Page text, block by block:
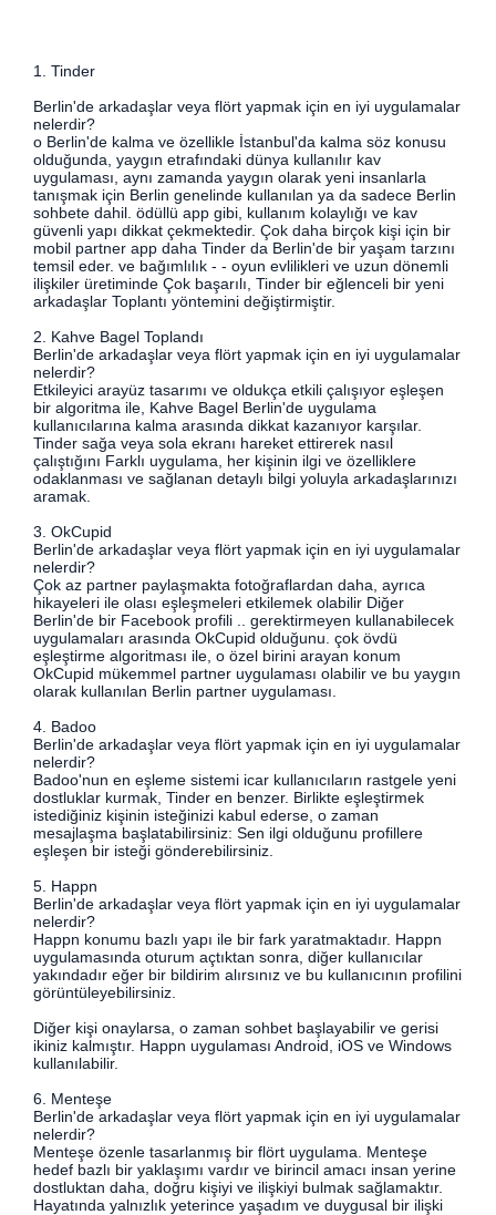
1. Tinder
Berlin'de arkadaşlar veya flört yapmak için en iyi uygulamalar
nelerdir?
o Berlin'de kalma ve özellikle İstanbul'da kalma söz konusu
olduğunda, yaygın etrafındaki dünya kullanılır kav
uygulaması, aynı zamanda yaygın olarak yeni insanlarla
tanışmak için Berlin genelinde kullanılan ya da sadece Berlin
sohbete dahil. ödüllü app gibi, kullanım kolaylığı ve kav
güvenli yapı dikkat çekmektedir. Çok daha birçok kişi için bir
mobil partner app daha Tinder da Berlin'de bir yaşam tarzını
temsil eder. ve bağımlılık - - oyun evlilikleri ve uzun dönemli
ilişkiler üretiminde Çok başarılı, Tinder bir eğlenceli bir yeni
arkadaşlar Toplantı yöntemini değiştirmiştir.
2. Kahve Bagel Toplandı
Berlin'de arkadaşlar veya flört yapmak için en iyi uygulamalar
nelerdir?
Etkileyici arayüz tasarımı ve oldukça etkili çalışıyor eşleşen
bir algoritma ile, Kahve Bagel Berlin'de uygulama
kullanıcılarına kalma arasında dikkat kazanıyor karşılar.
Tinder sağa veya sola ekranı hareket ettirerek nasıl
çalıştığını Farklı uygulama, her kişinin ilgi ve özelliklere
odaklanması ve sağlanan detaylı bilgi yoluyla arkadaşlarınızı
aramak.
3. OkCupid
Berlin'de arkadaşlar veya flört yapmak için en iyi uygulamalar
nelerdir?
Çok az partner paylaşmakta fotoğraflardan daha, ayrıca
hikayeleri ile olası eşleşmeleri etkilemek olabilir Diğer
Berlin'de bir Facebook profili .. gerektirmeyen kullanabilecek
uygulamaları arasında OkCupid olduğunu. çok övdü
eşleştirme algoritması ile, o özel birini arayan konum
OkCupid mükemmel partner uygulaması olabilir ve bu yaygın
olarak kullanılan Berlin partner uygulaması.
4. Badoo
Berlin'de arkadaşlar veya flört yapmak için en iyi uygulamalar
nelerdir?
Badoo'nun en eşleme sistemi icar kullanıcıların rastgele yeni
dostluklar kurmak, Tinder en benzer. Birlikte eşleştirmek
istediğiniz kişinin isteğinizi kabul ederse, o zaman
mesajlaşma başlatabilirsiniz: Sen ilgi olduğunu profillere
eşleşen bir isteği gönderebilirsiniz.
5. Happn
Berlin'de arkadaşlar veya flört yapmak için en iyi uygulamalar
nelerdir?
Happn konumu bazlı yapı ile bir fark yaratmaktadır. Happn
uygulamasında oturum açtıktan sonra, diğer kullanıcılar
yakındadır eğer bir bildirim alırsınız ve bu kullanıcının profilini
görüntüleyebilirsiniz.
Diğer kişi onaylarsa, o zaman sohbet başlayabilir ve gerisi
ikiniz kalmıştır. Happn uygulaması Android, iOS ve Windows
kullanılabilir.
6. Menteşe
Berlin'de arkadaşlar veya flört yapmak için en iyi uygulamalar
nelerdir?
Menteşe özenle tasarlanmış bir flört uygulama. Menteşe
hedef bazlı bir yaklaşımı vardır ve birincil amacı insan yerine
dostluktan daha, doğru kişiyi ve ilişkiyi bulmak sağlamaktır.
Hayatında yalnızlık yeterince yaşadım ve duygusal bir ilişki